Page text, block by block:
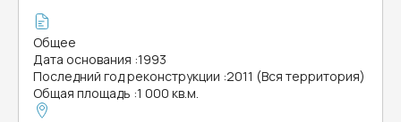
Общее
Дата основания :1993
Последний год реконструкции :2011 (Вся территория)
Общая площадь :1 000 кв.м.